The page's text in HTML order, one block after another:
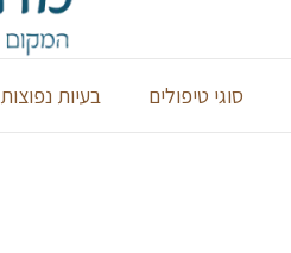
סוגי טיפולים בעיות נפוצות